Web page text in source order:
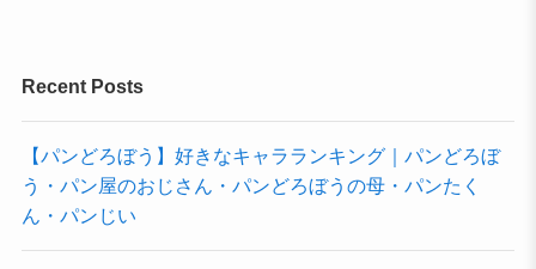
Recent Posts
【パンどろぼう】好きなキャラランキング｜パンどろぼ
う・パン屋のおじさん・パンどろぼうの母・パンたく
ん・パンじい